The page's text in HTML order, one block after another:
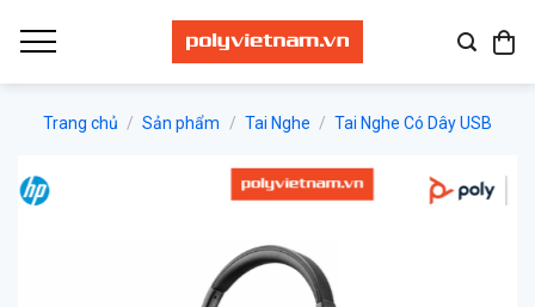
qua
Trang chủ / Sản phẩm / Tai Nghe / Tai Nghe Có Dây USB